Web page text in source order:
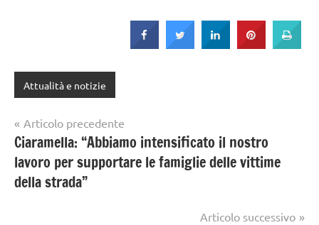
Attualità e notizie
Navigazione
articoli
Articolo precedente
Ciaramella: “Abbiamo intensificato il nostro
lavoro per supportare le famiglie delle vittime
della strada”
Articolo successivo